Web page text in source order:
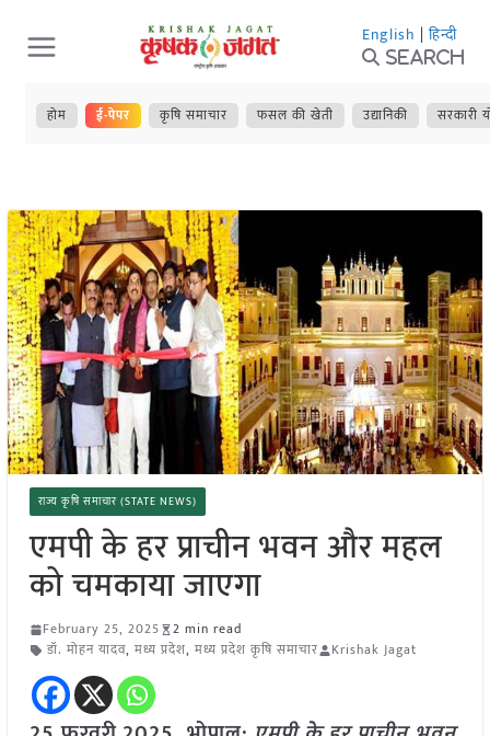
Skip
to
content
English | हिन्दी
Search
होम ई-पेपर कृषि समाचार फसल की खेती उद्यानिकी सरकारी
राज्य कृषि समाचार (STATE NEWS)
एमपी के हर प्राचीन भवन और महल
को चमकाया जाएगा
February 25, 2025
2 min read
डॉ. मोहन यादव, मध्य प्रदेश, मध्य प्रदेश कृषि समाचार Krishak Jagat